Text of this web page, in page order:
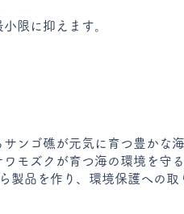
限に抑えます。
ンゴ礁が元気に育つ豊かな
モズクが育つ海の環境を守る
品を作り、環境保護への取